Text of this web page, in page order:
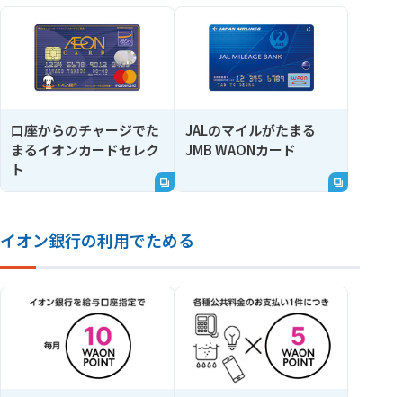
口座からのチャージでた
まるイオンカードセレク
ト
JALのマイルがたまる
JMB WAONカード
イオン銀行の利用でためる